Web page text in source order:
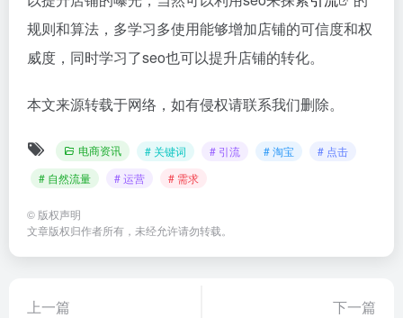
规则和算法，多学习多使用能够增加店铺的可信度和权
威度，同时学习了seo也可以提升店铺的转化。
本文来源转载于网络，如有侵权请联系我们删除。
电商资讯 # 关键词 # 引流 # 淘宝
# 点击
# 自然流量
# 运营 # 需求
© 版权声明
文章版权归作者所有，未经允许请勿转载。
上一篇 下一篇